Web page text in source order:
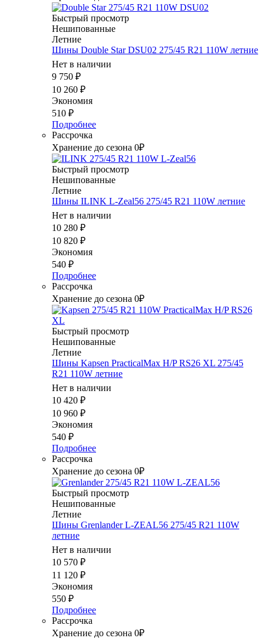
Быстрый просмотр
Нешипованные
Летние
Шины Double Star DSU02 275/45 R21 110W летние
Нет в наличии
9 750 ₽
10 260 ₽
Экономия
510 ₽
Подробнее
Рассрочка
Хранение до сезона 0₽
Быстрый просмотр
Нешипованные
Летние
Шины ILINK L-Zeal56 275/45 R21 110W летние
Нет в наличии
10 280 ₽
10 820 ₽
Экономия
540 ₽
Подробнее
Рассрочка
Хранение до сезона 0₽
Быстрый просмотр
Нешипованные
Летние
Шины Kapsen PracticalMax H/P RS26 XL 275/45
R21 110W летние
Нет в наличии
10 420 ₽
10 960 ₽
Экономия
540 ₽
Подробнее
Рассрочка
Хранение до сезона 0₽
Быстрый просмотр
Нешипованные
Летние
Шины Grenlander L-ZEAL56 275/45 R21 110W
летние
Нет в наличии
10 570 ₽
11 120 ₽
Экономия
550 ₽
Подробнее
Рассрочка
Хранение до сезона 0₽